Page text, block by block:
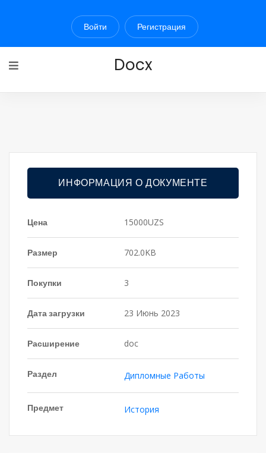
Войти Регистрация
Docx
ИНФОРМАЦИЯ О ДОКУМЕНТЕ
Цена 15000UZS
Размер 702.0KB
Покупки 3
Дата загрузки 23 Июнь 2023
Расширение doc
Раздел Дипломные Работы
Предмет История